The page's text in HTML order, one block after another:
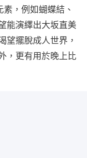
，例如蝴蝶結、
能演繹出大坂直美
望擺脫成人世界，
，更有用於晚上比